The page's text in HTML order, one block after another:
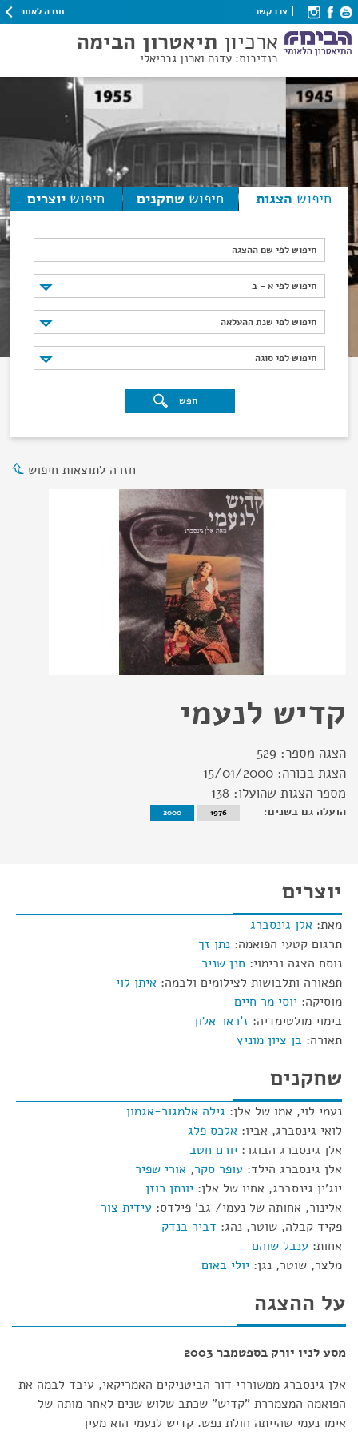
צרו קשר חזרה לאתר
ארכיון תיאטרון הבימה
בנדיבות: עדנה וארנן גבריאלי
חיפוש הצגות חיפוש שחקנים חיפוש יוצרים
חיפוש לפי שם ההצגה
חיפוש לפי א - ב
חיפוש לפי א - ב
חיפוש לפי שנת ההעלאה
חיפוש לפי שנת ההעלאה
חיפוש לפי סוגה
חיפוש לפי סוגה
חפש
חזרה לתוצאות חיפוש
קדיש לנעמי
הצגה מספר: 529
הצגת בכורה: 15/01/2000
מספר הצגות שהועלו: 138
הועלה גם בשנים: 1976
2000
יוצרים
מאת: אלן גינסברג
תרגום קטעי הפואמה: נתן זך
נוסח הצגה ובימוי: חנן שניר
תפאורה ותלבושות לצילומים ולבמה: איתן לוי
מוסיקה: יוסי מר חיים
בימוי מולטימדיה: ז'ראר אלון
תאורה: בן ציון מוניץ
שחקנים
נעמי לוי, אמו של אלן: גילה אלמגור-אגמון
לואי גינסברג, אביו: אלכס פלג
אלן גינסברג הבוגר: יורם חטב
אלן גינסברג הילד: עופר סקר, אורי שפיר
יוג'ין גינסברג, אחיו של אלן: יונתן רוזן
אלינור, אחותה של נעמי/ גב' פילדס: עידית צור
פקיד קבלה, שוטר, נהג: דביר בנדק
אחות: ענבל שוהם
מלצר, שוטר, נגן: יולי באום
על ההצגה
מסע לניו יורק בספטמבר 2003
אלן גינסברג ממשוררי דור הביטניקים האמריקאי, עיבד לבמה את
הפואמה המצמררת "קדיש" שכתב שלוש שנים לאחר מותה של
אימו נעמי שהייתה חולת נפש. קדיש לנעמי הוא מעין